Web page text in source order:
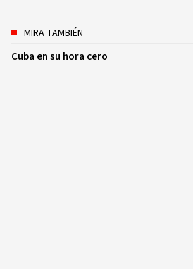
MIRA TAMBIÉN
Cuba en su hora cero